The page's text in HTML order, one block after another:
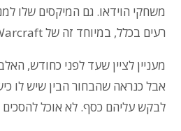
משחקי הוידאו. גם המיקסים שלו
רעים בכלל, במיוחד זה של Warcraft.
מעניין לציין שעד לפני כחודש,
אבל כנראה שהבחור הבין שיש לו
לבקש עליהם כסף. לא אוכל להסכים